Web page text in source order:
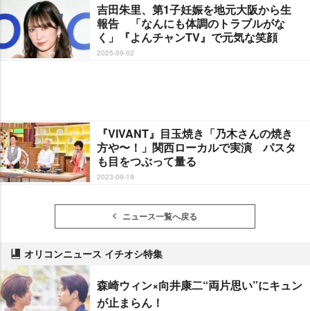
吉田朱里、第1子妊娠を地元大阪から生
報告 「なんにも体調のトラブルがな
く」『よんチャンTV』で元気な笑顔
2025-09-02
『VIVANT』目玉焼き「乃木さんの焼き
方や〜！」関西ローカルで実演 パスタ
も目をつぶって量る
2023-09-19
ニュース一覧へ戻る
オリコンニュース イチオシ特集
森崎ウィン×向井康二“両片思い”にキュン
が止まらん！